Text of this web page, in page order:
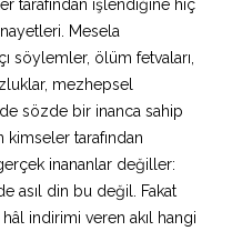
tarafından işlendiğine hiç
Mesela
söylemler, ölüm fetvaları,
mezhepsel
de sözde bir inanca sahip
kimseler tarafından
inananlar değiller:
asıl din bu değil. Fakat
indirimi veren akıl hangi